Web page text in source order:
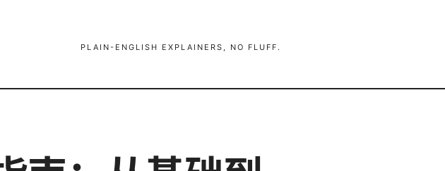
PLAIN-ENGLISH EXPLAINERS, NO FLUFF.